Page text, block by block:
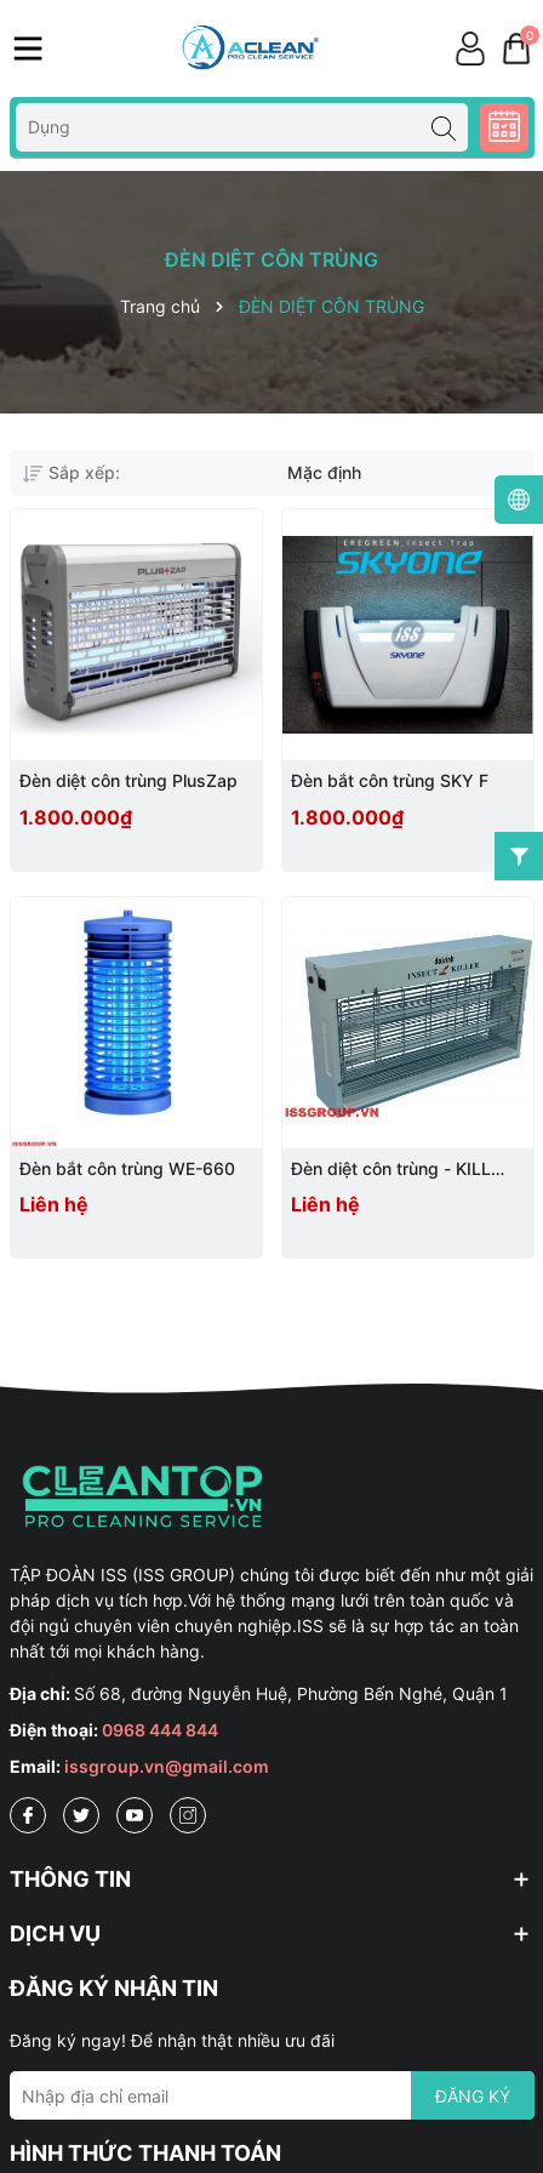
0
ĐÈN DIỆT CÔN TRÙNG
Trang chủ ĐÈN DIỆT CÔN TRÙNG
Sắp xếp: Mặc định
Đèn diệt côn trùng PlusZap
1.800.000₫
Đèn bắt côn trùng SKY F
1.800.000₫
Đèn bắt côn trùng WE-660
Liên hệ
Đèn diệt côn trùng - KILL
PEST
Liên hệ
TẬP ĐOÀN ISS (ISS GROUP) chúng tôi được biết đến như một giải
pháp dịch vụ tích hợp.Với hệ thống mạng lưới trên toàn quốc và
đội ngủ chuyên viên chuyên nghiệp.ISS sẽ là sự hợp tác an toàn
nhất tới mọi khách hàng.
Địa chỉ: Số 68, đường Nguyễn Huệ, Phường Bến Nghé, Quận 1
Điện thoại:0968 444 844
Email: issgroup.vn@gmail.com
THÔNG TIN
DỊCH VỤ
ĐĂNG KÝ NHẬN TIN
Đăng ký ngay! Để nhận thật nhiều ưu đãi
ĐĂNG KÝ
HÌNH THỨC THANH TOÁN